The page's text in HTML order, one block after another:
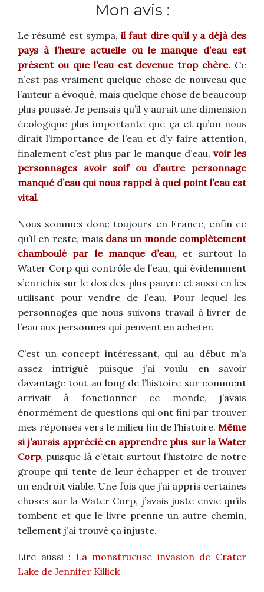
Mon avis :
Le résumé est sympa, il faut dire qu’il y a déjà des
pays à l’heure actuelle ou le manque d’eau est
présent ou que l’eau est devenue trop chère. Ce
n’est pas vraiment quelque chose de nouveau que
l’auteur a évoqué, mais quelque chose de beaucoup
plus poussé. Je pensais qu’il y aurait une dimension
écologique plus importante que ça et qu’on nous
dirait l’importance de l’eau et d’y faire attention,
finalement c’est plus par le manque d’eau, voir les
personnages avoir soif ou d’autre personnage
manqué d’eau qui nous rappel à quel point l’eau est
vital.
Nous sommes donc toujours en France, enfin ce
qu’il en reste, mais dans un monde complètement
chamboulé par le manque d’eau, et surtout la
Water Corp qui contrôle de l’eau, qui évidemment
s’enrichis sur le dos des plus pauvre et aussi en les
utilisant pour vendre de l’eau. Pour lequel les
personnages que nous suivons travail à livrer de
l’eau aux personnes qui peuvent en acheter.
C’est un concept intéressant, qui au début m’a
assez intrigué puisque j’ai voulu en savoir
davantage tout au long de l’histoire sur comment
arrivait à fonctionner ce monde, j’avais
énormément de questions qui ont fini par trouver
mes réponses vers le milieu fin de l’histoire. Même
si j’aurais apprécié en apprendre plus sur la Water
Corp, puisque là c’était surtout l’histoire de notre
groupe qui tente de leur échapper et de trouver
un endroit viable. Une fois que j’ai appris certaines
choses sur la Water Corp, j’avais juste envie qu’ils
tombent et que le livre prenne un autre chemin,
tellement j’ai trouvé ça injuste.
Lire aussi : La monstrueuse invasion de Crater
Lake de Jennifer Killick